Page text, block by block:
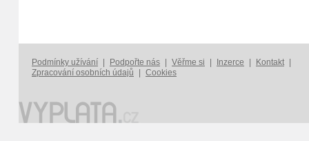
Podmínky užívání Podpořte nás Věřme si Inzerce Kontakt
Zpracování osobních údajů
Cookies